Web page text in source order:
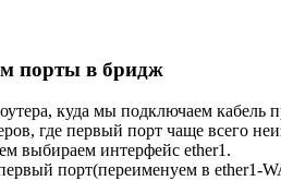
порты в бридж
куда мы подключаем
где первый порт чаще всего
выбираем интерфейс ether1.
порт(переименуем в ether1-